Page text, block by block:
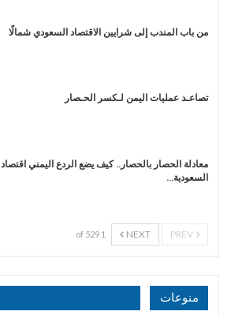
من باب المندب إلى شرايين الاقتصاد السعودي شمالًا
تصاعـد عمليات اليمن لـكسر الحـصار
معادلة الحصار بالحصار.. كيف يضع الردع اليمني اقتصاد
السعودية…
NEXT
1 of 529
منوعات